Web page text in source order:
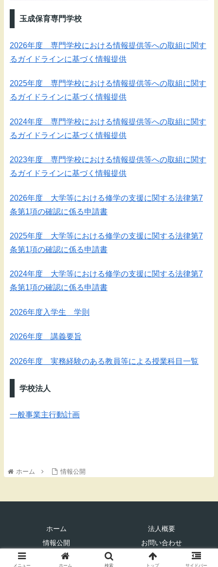
玉成保育専門学校
2026年度 専門学校における情報提供等への取組に関す
るガイドラインに基づく情報提供
2025年度 専門学校における情報提供等への取組に関す
るガイドラインに基づく情報提供
2024年度 専門学校における情報提供等への取組に関す
るガイドラインに基づく情報提供
2023年度 専門学校における情報提供等への取組に関す
るガイドラインに基づく情報提供
2026年度 大学等における修学の支援に関する法律第7
条第1項の確認に係る申請書
2025年度 大学等における修学の支援に関する法律第7
条第1項の確認に係る申請書
2024年度 大学等における修学の支援に関する法律第7
条第1項の確認に係る申請書
2026年度入学生 学則
2026年度 講義要旨
2026年度 実務経験のある教員等による授業科目一覧
学校法人
一般事業主行動計画
ホーム 情報公開
ホーム
法人概要
情報公開
お問い合わせ
© 2020 学校法人アルウィン学園.
メニュー ホーム 検索 トップ サイドバー